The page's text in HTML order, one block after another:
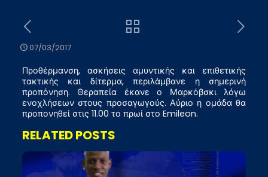
07/03/2017
Προθέρμανση, ασκήσεις αμυντικής και επιθετικής
τακτικής και δίτερμα, περιλάμβανε η σημερινή
προπόνηση. Θεραπεία έκανε ο Μαρκόβσκι λόγω
ενοχλήσεων στους προσαγωγούς. Αύριο η ομάδα θα
προπονηθεί στις 11.00 το πρωί στο Emileon.
RELATED POSTS